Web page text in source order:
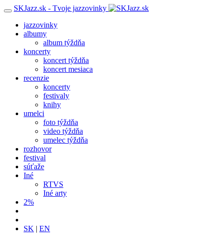
SKJazz.sk - Tvoje jazzovinky
jazzovinky
albumy
album týždňa
koncerty
koncert týždňa
koncert mesiaca
recenzie
koncerty
festivaly
knihy
umelci
foto týždňa
video týždňa
umelec týždňa
rozhovor
festival
súťaže
Iné
RTVS
Iné arty
2%
SK | EN